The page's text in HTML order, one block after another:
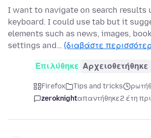
I want to navigate on search results
keyboard. I could use tab but it
elements such as news, images,
settings and… (διαβάστε
Επιλύθηκε Αρχειοθετήθηκε
Firefox Tips and tricks
zeroknightαπαντήθηκε2 έτη